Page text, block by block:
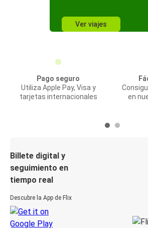
Ver viajes
Pago seguro
Utiliza Apple Pay, Visa y
tarjetas internacionales
en
Billete digital y
seguimiento en
tiempo real
Descubre la App de Flix